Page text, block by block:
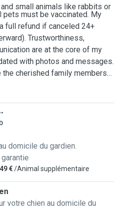
small animals like rabbits or
must be vaccinated. My
full refund if canceled 24+
Trustworthiness,
are at the core of my
with photos and messages.
cherished family members
domicile du gardien.
49 €/Animal supplémentaire
votre chien au domicile du